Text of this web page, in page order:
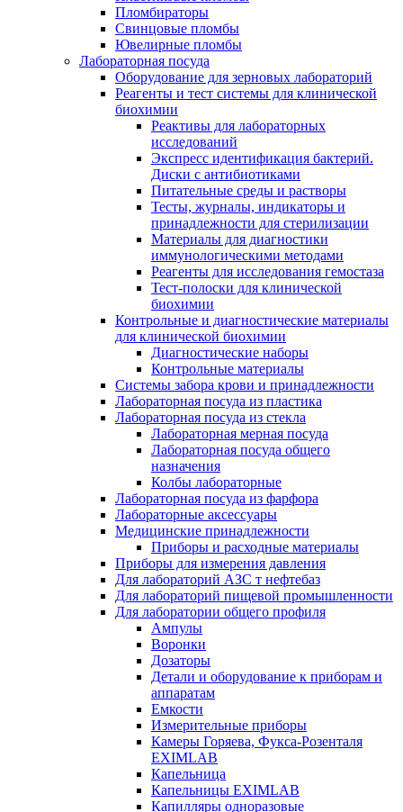
Пломбираторы
Свинцовые пломбы
Ювелирные пломбы
Лабораторная посуда
Оборудование для зерновых лабораторий
Реагенты и тест системы для клинической
биохимии
Реактивы для лабораторных
исследований
Экспресс идентификация бактерий.
Диски с антибиотиками
Питательные среды и растворы
Тесты, журналы, индикаторы и
принадлежности для стерилизации
Материалы для диагностики
иммунологическими методами
Реагенты для исследования гемостаза
Тест-полоски для клинической
биохимии
Контрольные и диагностические материалы
для клинической биохимии
Диагностические наборы
Контрольные материалы
Системы забора крови и принадлежности
Лабораторная посуда из пластика
Лабораторная посуда из стекла
Лабораторная мерная посуда
Лабораторная посуда общего
назначения
Колбы лабораторные
Лабораторная посуда из фарфора
Лабораторные аксессуары
Медицинские принадлежности
Приборы и расходные материалы
Приборы для измерения давления
Для лабораторий АЗС т нефтебаз
Для лабораторий пищевой промышленности
Для лаборатории общего профиля
Ампулы
Воронки
Дозаторы
Детали и оборудование к приборам и
аппаратам
Емкости
Измерительные приборы
Камеры Горяева, Фукса-Розенталя
EXIMLAB
Капельница
Капельницы EXIMLAB
Капилляры одноразовые